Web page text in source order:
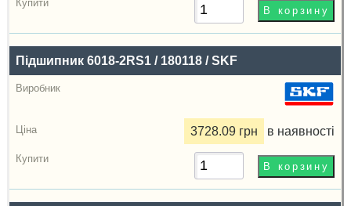
Підшипник 6018-2RS1 / 180118 / SKF
3728.09 грн в наявності